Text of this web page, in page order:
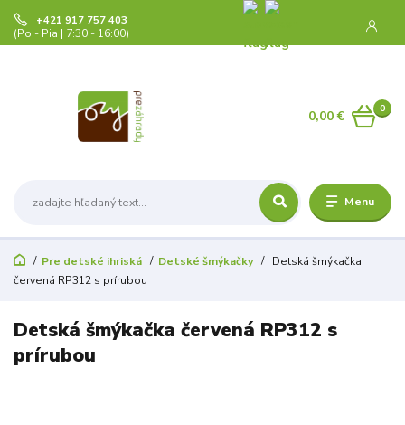
Menu
+421 917 757 403
(Po - Pia | 7:30 - 16:00)
0
0,00 €
Pre detské ihriská Detské šmýkačky
Detská šmýkačka
červená RP312 s prírubou
Detská šmýkačka červená RP312 s
prírubou